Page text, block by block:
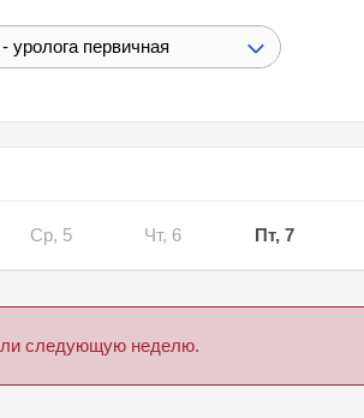
уролога первичная
Ср, 5 Чт, 6 Пт, 7
следующую неделю.